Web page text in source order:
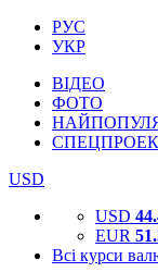
РУС
УКР
ВІДЕО
ФОТО
USD
USD
EUR
Всі курси